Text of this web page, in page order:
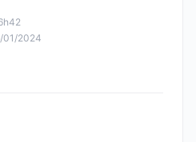
01/2024